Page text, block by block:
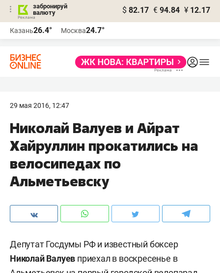
забронируй
валюту
$ 82.17 € 94.84 ¥ 12.17
Казань26.4° Москва24.7°
29 мая 2016, 12:47
Николай Валуев и Айрат
Хайруллин прокатились на
велосипедах по
Альметьевску
Депутат Госдумы РФ и известный боксер
Николай Валуев приехал в воскресенье в